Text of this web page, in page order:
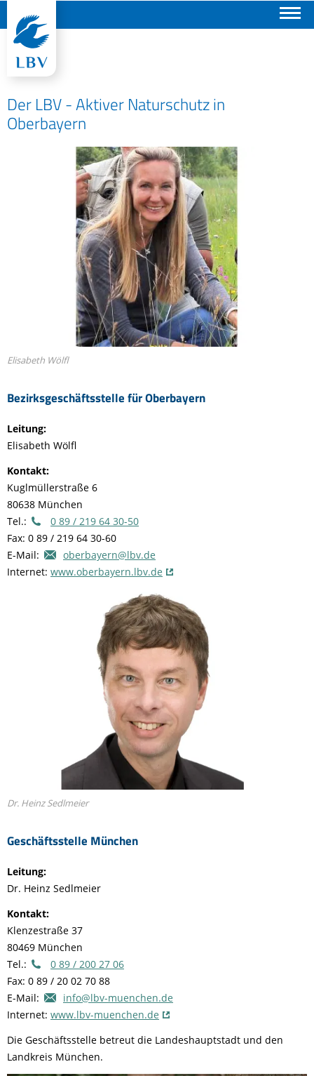
Der LBV - Aktiver Naturschutz in
Oberbayern
Bezirksgeschäftsstelle für Oberbayern
Elisabeth Wölfl
Leitung:
Elisabeth Wölfl
Kontakt:
Kuglmüllerstraße 6
80638 München
Tel.:
0 89 / 219 64 30-50
Fax: 0 89 / 219 64 30-60
E-Mail:
oberbayern@lbv.de
Internet: www.oberbayern.lbv.de
Geschäftsstelle München
Dr. Heinz Sedlmeier
Leitung:
Dr. Heinz Sedlmeier
Kontakt:
Klenzestraße 37
80469 München
Tel.:
0 89 / 200 27 06
Fax: 0 89 / 20 02 70 88
E-Mail:
info@lbv-muenchen.de
Internet: www.lbv-muenchen.de
Die Geschäftsstelle betreut die Landeshauptstadt und den
Landkreis München.